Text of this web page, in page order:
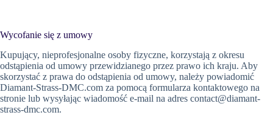
Wycofanie się z umowy
Kupujący, nieprofesjonalne osoby fizyczne, korzystają z okresu
odstąpienia od umowy przewidzianego przez prawo ich kraju. Aby
skorzystać z prawa do odstąpienia od umowy, należy powiadomić
Diamant-Strass-DMC.com za pomocą formularza kontaktowego na
stronie lub wysyłając wiadomość e-mail na adres contact@diamant-
strass-dmc.com.